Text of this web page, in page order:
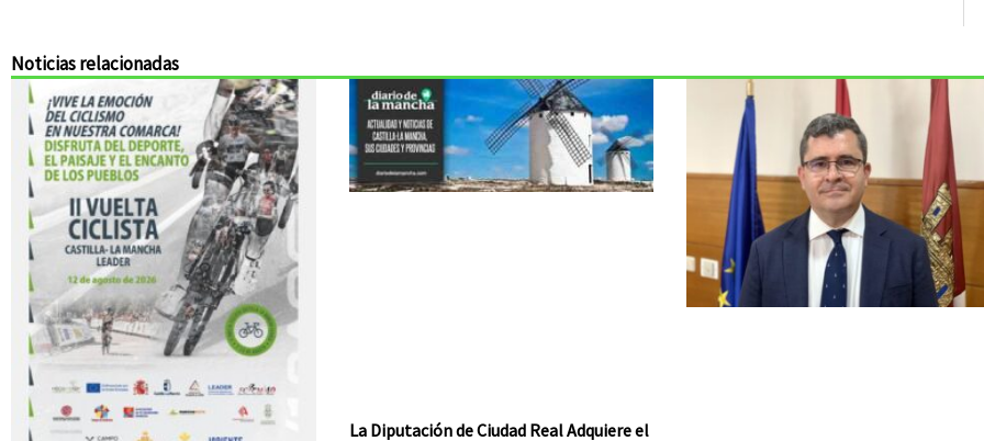
Noticias relacionadas
La Diputación de Ciudad Real Adquiere el